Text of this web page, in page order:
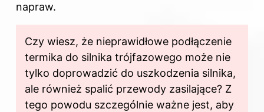
napraw.
Czy wiesz, że nieprawidłowe podłączenie
termika do silnika trójfazowego może nie
tylko doprowadzić do uszkodzenia silnika,
ale również spalić przewody zasilające? Z
tego powodu szczególnie ważne jest, aby